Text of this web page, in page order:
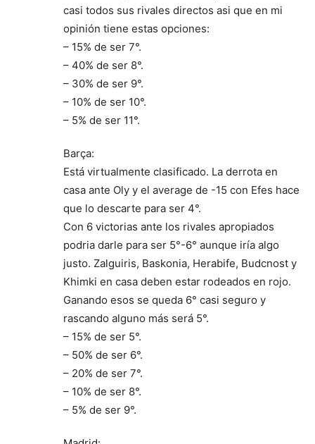
casi todos sus rivales directos asi que en mi
opinión tiene estas opciones:
– 15% de ser 7°.
– 40% de ser 8°.
– 30% de ser 9°.
– 10% de ser 10°.
– 5% de ser 11°.
Barça:
Está virtualmente clasificado. La derrota en
casa ante Oly y el average de -15 con Efes hace
que lo descarte para ser 4°.
Con 6 victorias ante los rivales apropiados
podria darle para ser 5°-6° aunque iría algo
justo. Zalguiris, Baskonia, Herabife, Budcnost y
Khimki en casa deben estar rodeados en rojo.
Ganando esos se queda 6° casi seguro y
rascando alguno más será 5°.
– 15% de ser 5°.
– 50% de ser 6°.
– 20% de ser 7°.
– 10% de ser 8°.
– 5% de ser 9°.